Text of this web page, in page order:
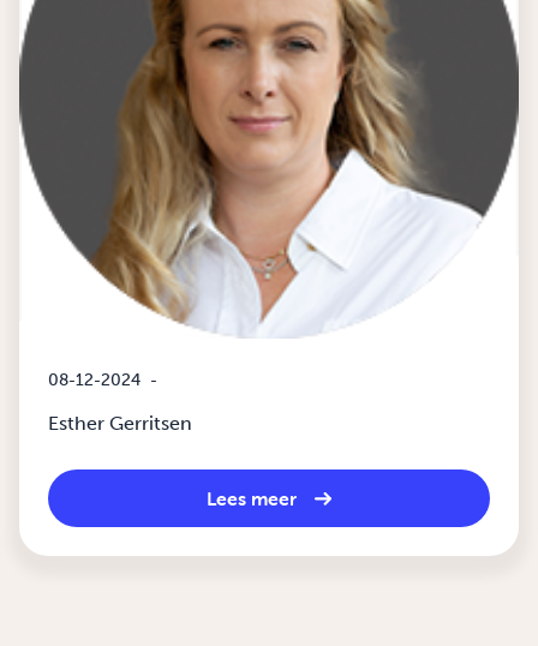
08-12-2024 -
Esther Gerritsen
Lees meer